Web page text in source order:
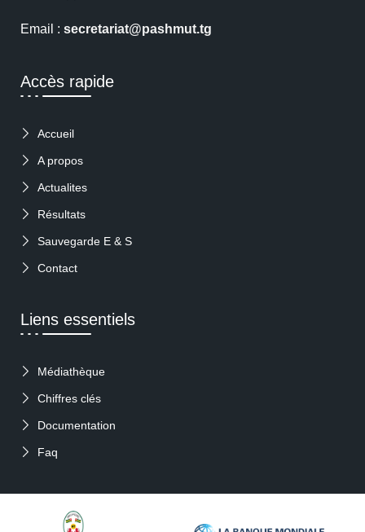
Email : secretariat@pashmut.tg
Accès rapide
Accueil
A propos
Actualites
Résultats
Sauvegarde E & S
Contact
Liens essentiels
Médiathèque
Chiffres clés
Documentation
Faq